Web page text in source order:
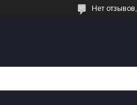
Нет отзывов,